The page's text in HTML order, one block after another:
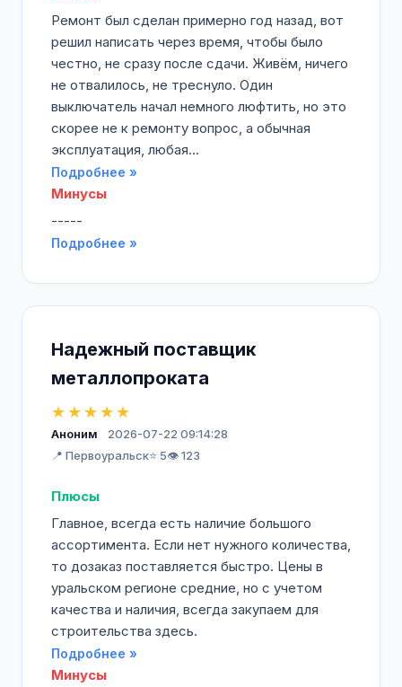
Ремонт был сделан примерно год назад, вот
решил написать через время, чтобы было
честно, не сразу после сдачи. Живём, ничего
не отвалилось, не треснуло. Один
выключатель начал немного люфтить, но это
скорее не к ремонту вопрос, а обычная
эксплуатация, любая...
Подробнее »
Минусы
-----
Подробнее »
Надежный поставщик
металлопроката
★★★★★
Аноним
2026-07-22 09:14:28
📍 Первоуральск⭐ 5👁️ 123
Плюсы
Главное, всегда есть наличие большого
ассортимента. Если нет нужного количества,
то дозаказ поставляется быстро. Цены в
уральском регионе средние, но с учетом
качества и наличия, всегда закупаем для
строительства здесь.
Подробнее »
Минусы